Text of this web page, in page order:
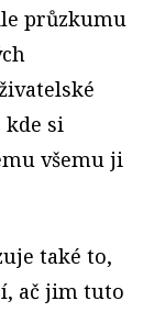
průzkumu
kde si
všemu ji
také to,
ač jim tuto